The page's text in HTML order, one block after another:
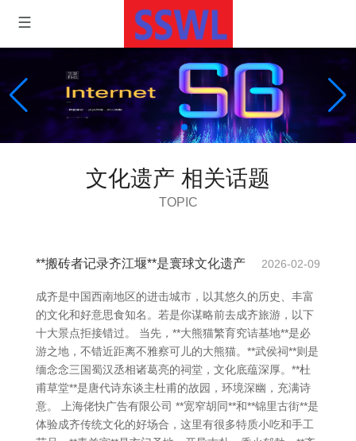
文化遗产 相关话题
TOPIC
**搬砖者记录齐江堰**是寰球文化遗产 2026-02-09
成齐是中国西南地区的进击城市，以其悠久的历史、丰富
的文化和好意思食知名。若是你谋略前去成齐旅游，以下
十大景点拒接错过。 当先，**大熊猫繁育究诘基地**是必
游之地，不错近距离不雅察可儿的大熊猫。**武侯祠**则是
缅念念三国蜀汉丞相诸葛亮的祠堂，文化底蕴深厚。**杜
甫草堂**是唐代诗东谈主杜甫的故园，环境深幽，充满诗
意。 上海佬快广告有限公司 **宽窄胡同**和**锦里古街**是
体验成齐传统文化的好场合，这里有很多特质小吃和手工